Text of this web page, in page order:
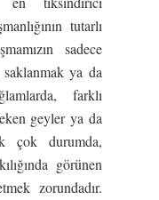
tutarlı
sadece
saklanmak ya da
farklı
geyler ya da
çok durumda,
görünen
zorundadır.